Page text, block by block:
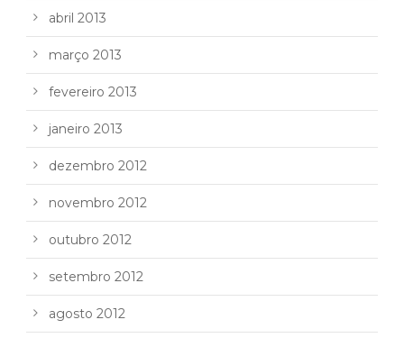
abril 2013
março 2013
fevereiro 2013
janeiro 2013
dezembro 2012
novembro 2012
outubro 2012
setembro 2012
agosto 2012